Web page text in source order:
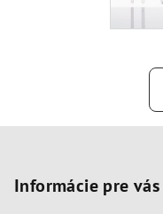
Informácie pre vás